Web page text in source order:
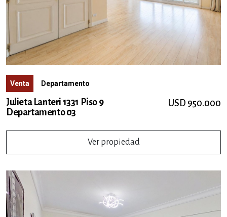
Venta Departamento
Julieta Lanteri 1331 Piso 9
Departamento 03
USD 950.000
Ver propiedad